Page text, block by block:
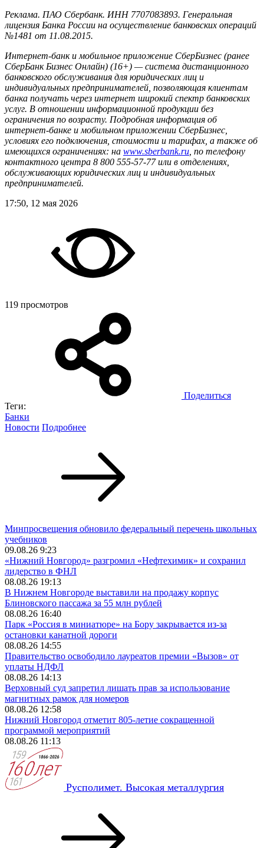
Реклама. ПАО Сбербанк. ИНН 7707083893. Генеральная
лицензия Банка России на осуществление банковских операций
№1481 от 11.08.2015.
Интернет-банк и мобильное приложение СберБизнес (ранее
СберБанк Бизнес Онлайн) (16+) — система дистанционного
банковского обслуживания для юридических лиц и
индивидуальных предпринимателей, позволяющая клиентам
банка получать через интернет широкий спектр банковских
услуг. В отношении информационной продукции без
ограничения по возрасту. Подробная информация об
интернет-банке и мобильном приложении СберБизнес,
условиях его подключения, стоимости и тарифах, а также об
имеющихся ограничениях: на www.sberbank.ru , по телефону
контактного центра 8 800 555-57-77 или в отделениях,
обслуживающих юридических лиц и индивидуальных
предпринимателей.
17:50, 12 мая 2026
119 просмотров
Поделиться
Теги:
Банки
Новости Подробнее
Минпросвещения обновило федеральный перечень школьных
учебников
09.08.26 9:23
«Нижний Новгород» разгромил «Нефтехимик» и сохранил
лидерство в ФНЛ
08.08.26 19:13
В Нижнем Новгороде выставили на продажу корпус
Блиновского пассажа за 55 млн рублей
08.08.26 16:40
Парк «Россия в миниатюре» на Бору закрывается из-за
остановки канатной дороги
08.08.26 14:55
Правительство освободило лауреатов премии «Вызов» от
уплаты НДФЛ
08.08.26 14:13
Верховный суд запретил лишать прав за использование
магнитных рамок для номеров
08.08.26 12:58
Нижний Новгород отметит 805-летие сокращенной
программой мероприятий
08.08.26 11:13
Русполимет. Высокая металлургия